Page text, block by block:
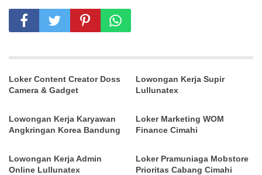
Loker Content Creator Doss
Camera & Gadget
Lowongan Kerja Supir
Lullunatex
Lowongan Kerja Karyawan
Angkringan Korea Bandung
Loker Marketing WOM
Finance Cimahi
Lowongan Kerja Admin
Online Lullunatex
Loker Pramuniaga Mobstore
Prioritas Cabang Cimahi